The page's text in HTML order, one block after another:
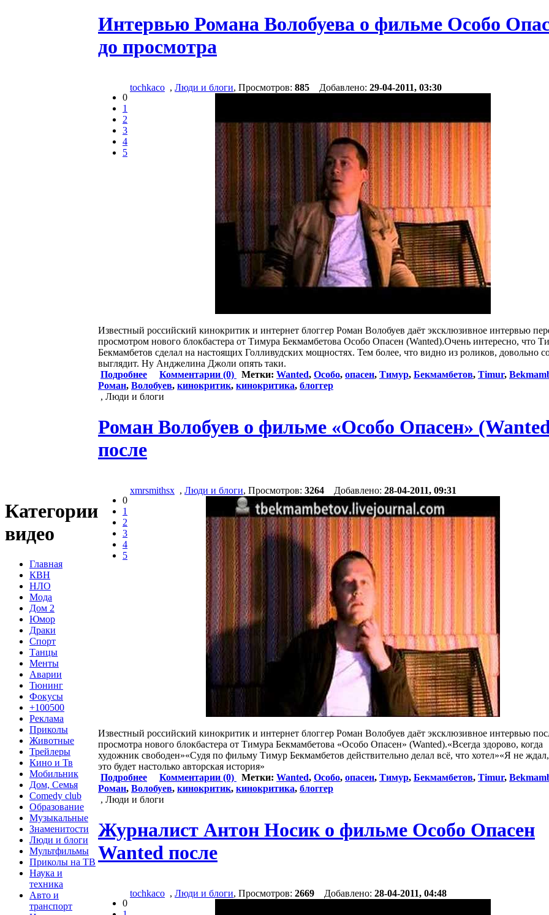
Категории
видео
Главная
КВН
НЛО
Мода
Дом 2
Юмор
Драки
Спорт
Танцы
Менты
Аварии
Тюнинг
Фокусы
+100500
Реклама
Приколы
Животные
Трейлеры
Кино и Тв
Мобильник
Дом, Семья
Comedy club
Образование
Музыкальные
Знаменитости
Люди и блоги
Мультфильмы
Приколы на ТВ
Наука и
техника
Авто и
транспорт
Интервью Романа Волобуева о фильме Особо
до просмотра
0
1
2
3
4
5
tochkaco , Люди и блоги, Просмотров: 885 Добавлено: 29-04-2011, 03:30
Известный российский кинокритик и интернет блоггер Роман Волобуев даёт эксклюзивное интервью
просмотром нового блокбастера от Тимура Бекмамбетова Особо Опасен (Wanted).Очень интересно, что
Бекмамбетов сделал на настоящих Голливудских мощностях. Тем более, что видно из роликов, довольно
выглядит. Ну Анджелина Джоли опять таки.
Подробнее
Комментарии (0) Метки: Wanted, Особо, опасен, Тимур, Бекмамбетов, Timur,
Роман, Волобуев, кинокритик, кинокритика, блоггер
, Люди и блоги
Роман Волобуев о фильме «Особо Опасен»
после
0
1
2
3
4
5
xmrsmithsx , Люди и блоги, Просмотров: 3264 Добавлено: 28-04-2011, 09:31
Известный российский кинокритик и интернет блоггер Роман Волобуев даёт эксклюзивное интервью
просмотра нового блокбастера от Тимура Бекмамбетова «Особо Опасен» (Wanted).«Всегда здорово, когда
художник свободен»«Судя по фильму Тимур Бекмамбетов действительно делал всё, что хотел»«Я не
это будет настолько авторская история»
Подробнее
Комментарии (0) Метки: Wanted, Особо, опасен, Тимур, Бекмамбетов, Timur,
Роман, Волобуев, кинокритик, кинокритика, блоггер
, Люди и блоги
Журналист Антон Носик о фильме Особо Опасен
Wanted после
0
tochkaco , Люди и блоги, Просмотров: 2669 Добавлено: 28-04-2011, 04:48